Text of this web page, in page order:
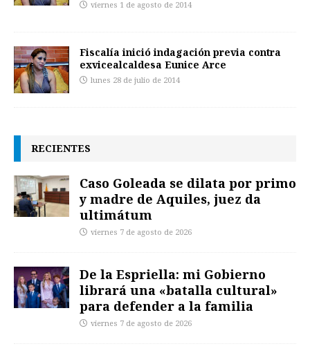
viernes 1 de agosto de 2014
Fiscalía inició indagación previa contra
exvicealcaldesa Eunice Arce
lunes 28 de julio de 2014
RECIENTES
Caso Goleada se dilata por primo
y madre de Aquiles, juez da
ultimátum
viernes 7 de agosto de 2026
De la Espriella: mi Gobierno
librará una «batalla cultural»
para defender a la familia
viernes 7 de agosto de 2026